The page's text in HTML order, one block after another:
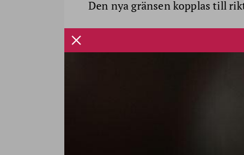
Den nya gränsen kopplas till
Det betyder att den som vid
skattelättnaden.
Förslaget innebär alltså både
Lagändringarna föreslås träda